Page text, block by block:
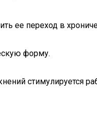
ее переход в
форму.
стимулируется